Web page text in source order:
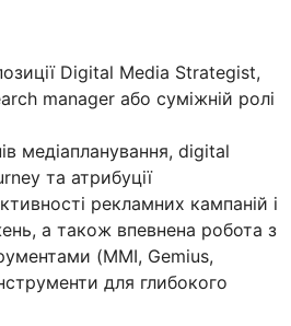
Digital Media Strategist,
manager або суміжній ролі
медіапланування, digital
та атрибуції
рекламних кампаній і
а також впевнена робота з
(MMI, Gemius,
для глибокого